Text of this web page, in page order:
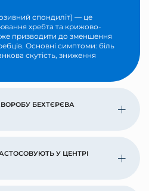
спондиліт) — це
хребта та крижово-
призводити до зменшення
Основні симптоми: біль
скутість, зниження
БЕХТЄРЄВА
У ЦЕНТРІ